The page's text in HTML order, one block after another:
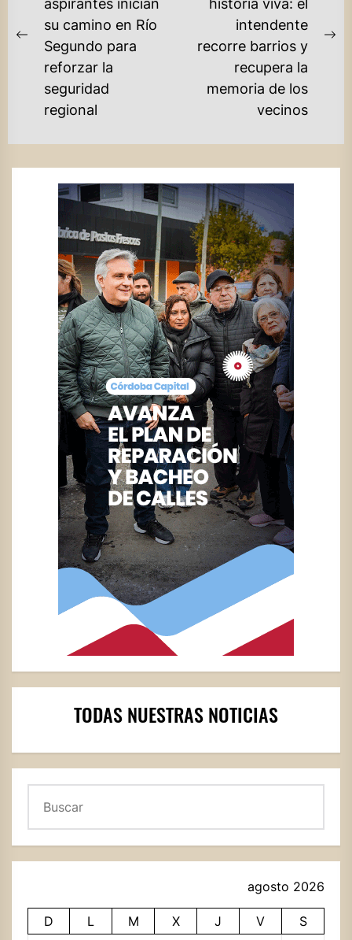
ENTRADAS
Previous
post:
aspirantes inician
su camino en Río
Segundo para
reforzar la
seguridad
regional
historia viva: el
intendente
recorre barrios y
recupera la
memoria de los
vecinos
TODAS NUESTRAS NOTICIAS
agosto 2026
D L M X J V
S